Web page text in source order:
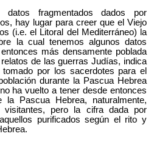
fragmentados dados por
hay lugar para creer que el Viejo
(i.e. el Litoral del Mediterráneo) la
la cual tenemos algunos datos
más densamente poblada
de las guerras Judías, indica
por los sacerdotes para el
durante la Pascua Hebrea
ha vuelto a tener desde entonces
Pascua Hebrea, naturalmente,
visitantes, pero la cifra dada por
purificados según el rito y